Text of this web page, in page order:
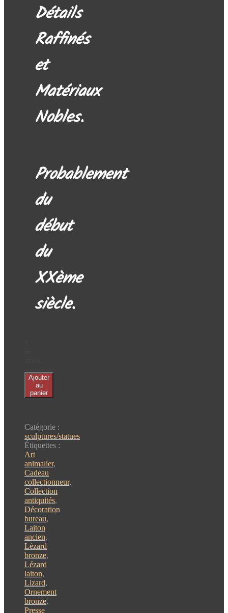
Détails
Raffinés
et
Matériaux
Nobles.
Probablement
du
début
du
XXème
siècle.
quantité
Sculpture
Ajouter
au
panier
Catégorie :
sculptures/statues
Étiquettes :
Art
animalier,
Cadeau
collectionneur,
Collection
antiquités,
Décoration
bureau,
Laiton
ancien,
Lézard
bronze,
Lézard
laiton,
Lizard,
Ornement
bronze,
Presse